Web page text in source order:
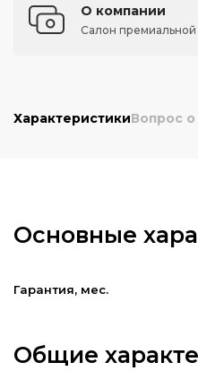
О компании
Салон премиальной
ХарактеристикиВопрос о
Основные
Гарантия, мес.
Общие